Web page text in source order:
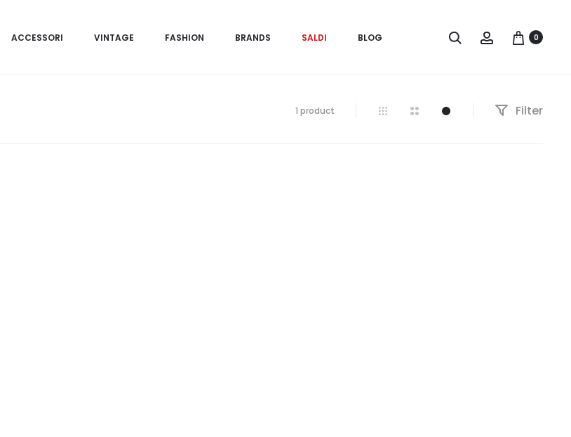
ACCESSORI VINTAGE FASHION BRANDS SALDI BLOG Search Account0
1 productVisualizzazione
Filter